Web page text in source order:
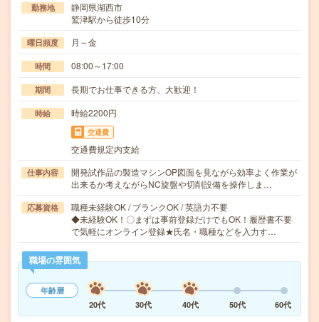
勤務地
静岡県湖西市
鷲津駅から徒歩10分
曜日頻度 月～金
時間 08:00～17:00
期間 長期でお仕事できる方、大歓迎！
時給 時給2200円
交通費
交通費規定内支給
仕事内容
開発試作品の製造マシンOP図面を見ながら効率よく作業が
出来るか考えながらNC旋盤や切削設備を操作しま…
応募資格
職種未経験OK / ブランクOK / 英語力不要
◆未経験OK！〇まずは事前登録だけでもOK！履歴書不要
で気軽にオンライン登録★氏名・職種などを入力す…
職場の雰囲気
年齢層
20代
30代 40代 50代 60代